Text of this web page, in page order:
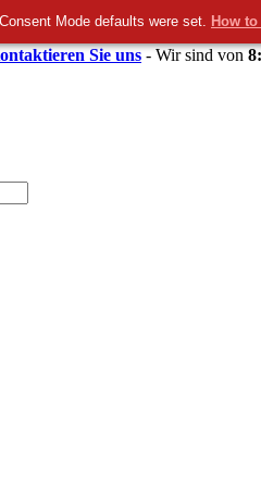
Mode defaults were set. How
Sie uns- Wir sind von